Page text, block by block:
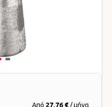
Από 27,76 € / μήνα